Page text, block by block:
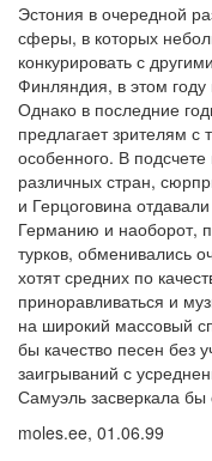
Эстония в очередной
сферы, в которых
конкурировать с
Финляндия, в этом году
Однако в последние
предлагает зрителям с
особенного. В
различных стран,
и Герцоговина
Германию и наоборот,
турков, обменивались
хотят средних по
приноравливаться и
на широкий массовый
бы качество песен без
заигрываний с
Самуэль засверкала
moles.ee, 01.06.99